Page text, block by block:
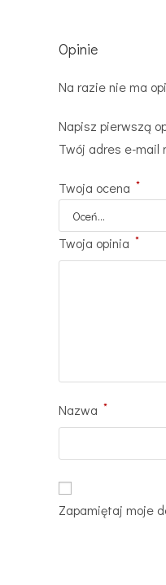
Opinie
Na razie nie ma
Napisz pierwszą
Twój adres e-mail
Twoja ocena *
Twoja opinia *
Nazwa *
Zapamiętaj moje